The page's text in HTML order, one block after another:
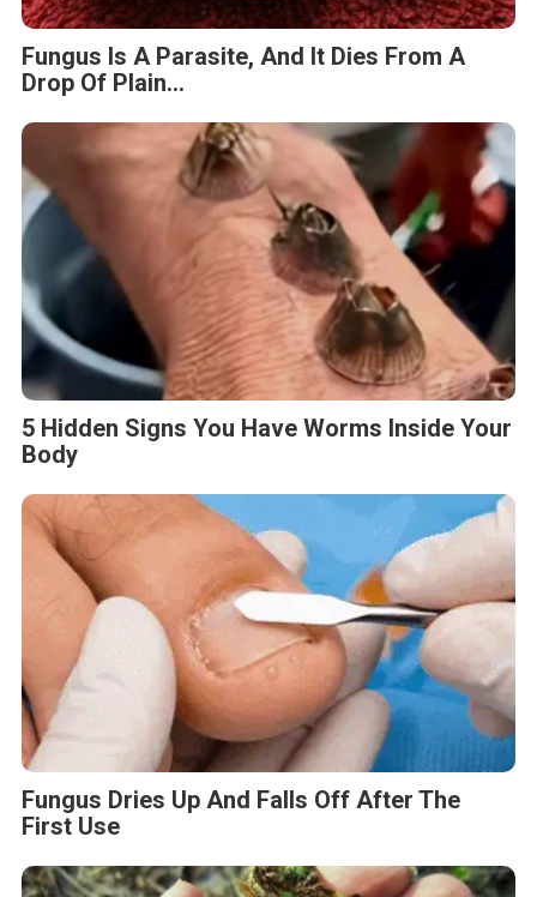
Fungus Is A Parasite, And It Dies From A
Drop Of Plain...
5 Hidden Signs You Have Worms Inside Your
Body
Fungus Dries Up And Falls Off After The
First Use